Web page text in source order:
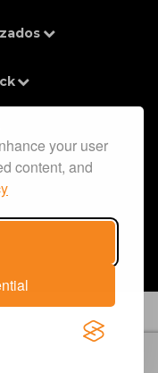
your user
content, and